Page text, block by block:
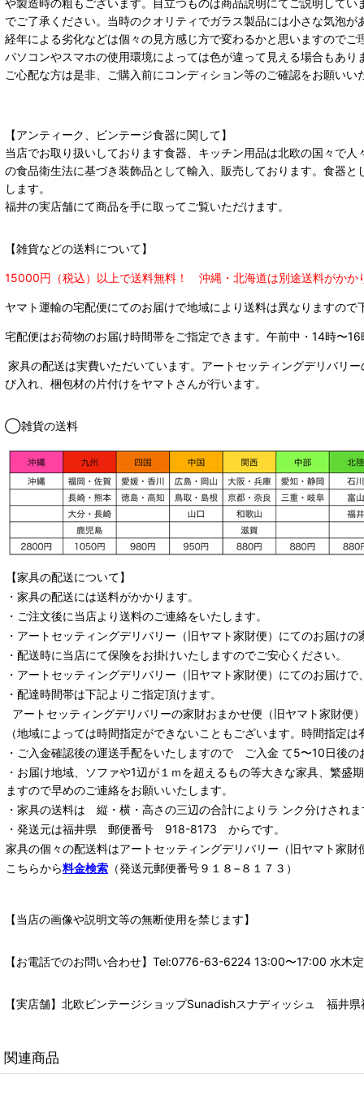
や製造時の粗もございます。目立つものは商品説明にてご説明して
でご了承ください。当時のクオリティでガラス製品には小さな気泡が
経年による劣化などは個々の見方感じ方で変わるかと思いますのでご
パソコンやスマホの使用環境によっては色が違って見える場合もあ
ご心配な方は是非、ご購入前にコンディション等のご確認をお願い
【アンティーク、ビンテージ食器に関して】
当店でお取り扱いしております食器、キッチン用品は北欧の国々で
の食品衛生法に基づき装飾品として輸入、販売しております。食器
します。
福井の実店舗にて商品を手に取ってご覧いただけます。
【雑貨などの送料について】
15000円（税込）以上で送料無料！ 沖縄・北海道は別途送料がかか
ヤマト運輸の宅配便にてのお届けで地域により送料は異なりますので
宅配便はお荷物のお届け時間帯をご指定できます。 午前中・14時〜
家具の配送は実費いただいています。アートセッティングデリバリ
び入れ、梱包材の片付けをヤマトさんが行います。
◯雑貨の送料
【家具の配送について】
・家具の配送には送料がかかります。
・ご注文後に当店より送料のご連絡をいたします。
・ アートセッティングデリバリー （旧ヤマト家財便） にてのお届けの
・配送時に当店にて保険をお掛けいたしますのでご安心ください。
・ アートセッティングデリバリー （旧ヤマト家財便） にてのお届けで
・配達時間帯は下記よりご指定頂けます。
アートセッティングデリバリーの家財おまかせ便 （旧ヤマト家財便
（地域によっては時間指定ができないこともございます。時間指定
・ご入金確認後の運送手配をいたしますので ご入金 て5〜10日後の
・お届け地域、ソファや1辺が１ｍを超えるもの等大きな家具、繁
ますので早めのご連絡をお願いいたします。
・家具の送料は 縦・横・高さの三辺の合計によりラ ンク分けされま
・発送元は福井県 郵便番号 918-8173 からです。
家具の個々の配送料はアートセッティングデリバリー （旧ヤマト家財
こちらから料金検索 （発送元郵便番号９１８−８１７３）
【当店の画像や説明文等の無断使用を禁じます】
【お電話でのお問い合わせ】Tel:0776-63-6224 13:00〜17:00 水木
【実店舗】北欧ビンテージショップSunadishスナディッシュ 福井
関連商品